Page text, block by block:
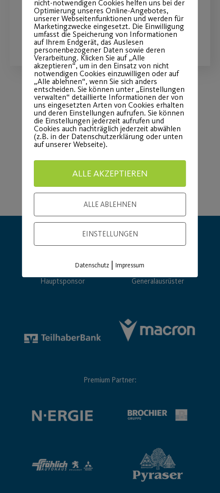
WEITERLESEN
Load More
Hauptsponsor Generalausrüster
Premium Partner:
nicht-notwendigen Cookies helfen uns bei der
Optimierung unseres Online-Angebotes,
unserer Webseitenfunktionen und werden für
Marketingzwecke eingesetzt. Die Einwilligung
umfasst die Speicherung von Informationen
auf Ihrem Endgerät, das Auslesen
personenbezogener Daten sowie deren
Verarbeitung. Klicken Sie auf „Alle
akzeptieren“, um in den Einsatz von nicht
notwendigen Cookies einzuwilligen oder auf
„Alle ablehnen“, wenn Sie sich anders
entscheiden. Sie können unter „Einstellungen
verwalten“ detaillierte Informationen der von
uns eingesetzten Arten von Cookies erhalten
und deren Einstellungen aufrufen. Sie können
die Einstellungen jederzeit aufrufen und
Cookies auch nachträglich jederzeit abwählen
(z.B. in der Datenschutzerklärung oder unten
auf unserer Webseite).
ALLE AKZEPTIEREN
ALLE ABLEHNEN
EINSTELLUNGEN
Datenschutz |Impressum